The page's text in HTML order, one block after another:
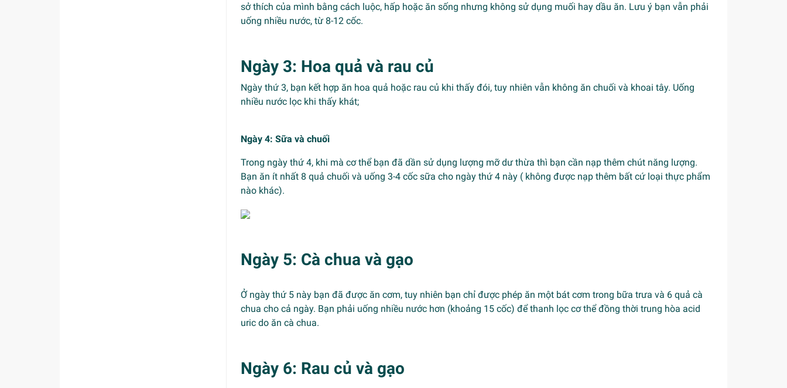
sở thích của mình bằng cách luộc, hấp hoặc ăn sống nhưng không sử dụng muối hay dầu ăn. Lưu ý bạn vẫn phải
uống nhiều nước, từ 8-12 cốc.
Ngày 3: Hoa quả và rau củ
Ngày thứ 3, bạn kết hợp ăn hoa quả hoặc rau củ khi thấy đói, tuy nhiên vẫn không ăn chuối và khoai tây. Uống
nhiều nước lọc khi thấy khát;
Ngày 4: Sữa và chuối
Trong ngày thứ 4, khi mà cơ thể bạn đã dần sử dụng lượng mỡ dư thừa thì bạn cần nạp thêm chút năng lượng.
Bạn ăn ít nhất 8 quả chuối và uống 3-4 cốc sữa cho ngày thứ 4 này ( không được nạp thêm bất cứ loại thực phẩm
nào khác).
Ngày 5: Cà chua và gạo
Ở ngày thứ 5 này bạn đã được ăn cơm, tuy nhiên bạn chỉ được phép ăn một bát cơm trong bữa trưa và 6 quả cà
chua cho cả ngày. Bạn phải uống nhiều nước hơn (khoảng 15 cốc) để thanh lọc cơ thể đồng thời trung hòa acid
uric do ăn cà chua.
Ngày 6: Rau củ và gạo